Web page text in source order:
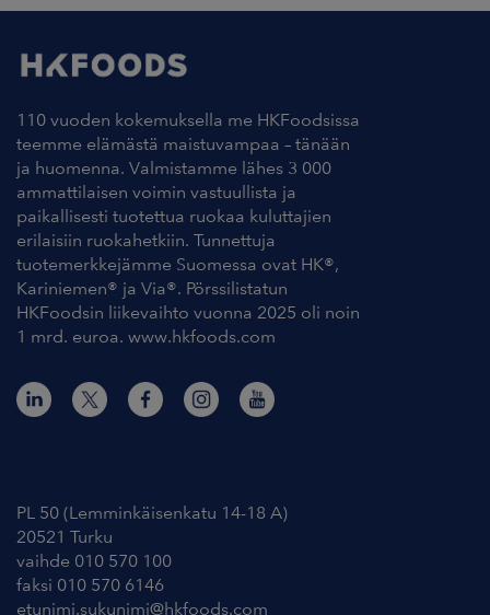
110 vuoden kokemuksella me HKFoodsissa
teemme elämästä maistuvampaa – tänään
ja huomenna. Valmistamme lähes 3 000
ammattilaisen voimin vastuullista ja
paikallisesti tuotettua ruokaa kuluttajien
erilaisiin ruokahetkiin. Tunnettuja
tuotemerkkejämme Suomessa ovat HK®,
Kariniemen® ja Via®. Pörssilistatun
HKFoodsin liikevaihto vuonna 2025 oli noin
1 mrd. euroa. www.hkfoods.com
PL 50 (Lemminkäisenkatu 14-18 A)
20521 Turku
vaihde 010 570 100
faksi 010 570 6146
etunimi.sukunimi@hkfoods.com